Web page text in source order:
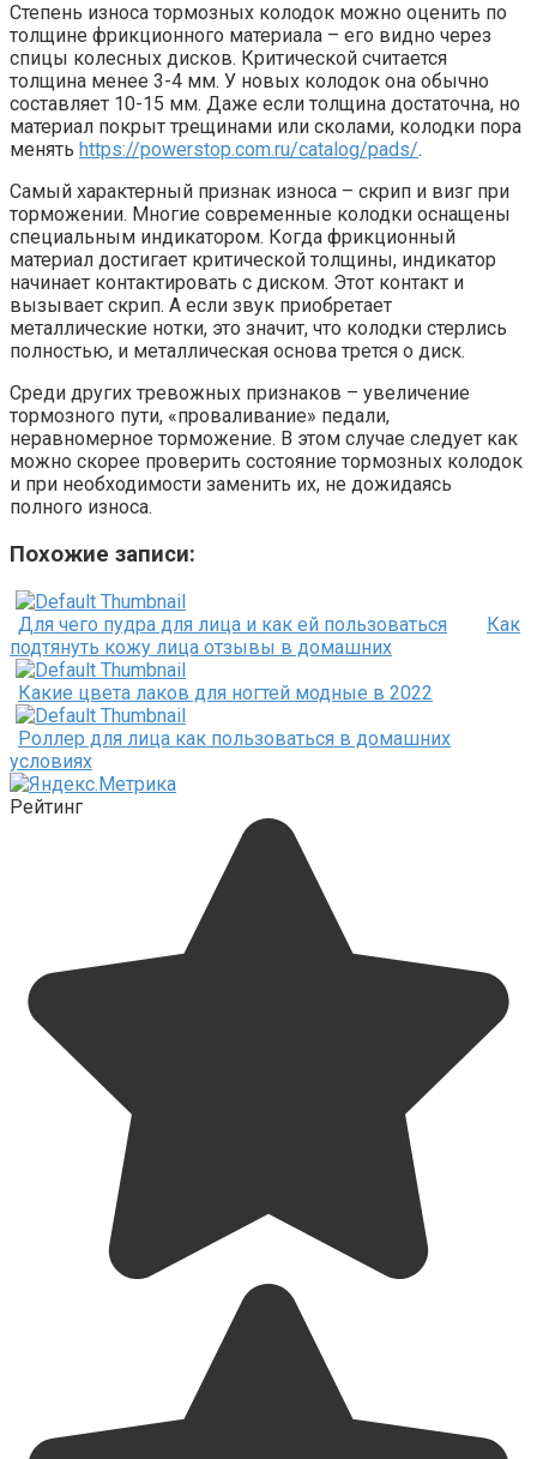
Степень износа тормозных колодок можно оценить по
толщине фрикционного материала – его видно через
спицы колесных дисков. Критической считается
толщина менее 3-4 мм. У новых колодок она обычно
составляет 10-15 мм. Даже если толщина достаточна, но
материал покрыт трещинами или сколами, колодки пора
менять https://powerstop.com.ru/catalog/pads/.
Самый характерный признак износа – скрип и визг при
торможении. Многие современные колодки оснащены
специальным индикатором. Когда фрикционный
материал достигает критической толщины, индикатор
начинает контактировать с диском. Этот контакт и
вызывает скрип. А если звук приобретает
металлические нотки, это значит, что колодки стерлись
полностью, и металлическая основа трется о диск.
Среди других тревожных признаков – увеличение
тормозного пути, «проваливание» педали,
неравномерное торможение. В этом случае следует как
можно скорее проверить состояние тормозных колодок
и при необходимости заменить их, не дожидаясь
полного износа.
Похожие записи:
Для чего пудра для лица и как ей пользоваться
Как
подтянуть кожу лица отзывы в домашних
Какие цвета лаков для ногтей модные в 2022
Роллер для лица как пользоваться в домашних
условиях
Рейтинг